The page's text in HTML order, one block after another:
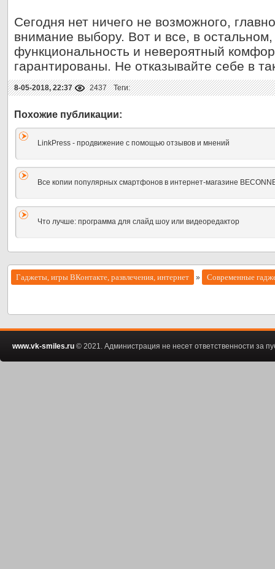
Сегодня нет ничего не возможного,
внимание выбору. Вот и все, в остальном,
функциональность и невероятный
гарантированы. Не отказывайте себе в
8-05-2018, 22:37 2437 Теги:
LinkPress - продвижение с помощью отзывов и мнений
Все копии популярных смартфонов в интернет-магазине
Что лучше: программа для слайд шоу или видеоредактор
Гаджеты, игры ВКонтакте, развлечения, интернет » Современные
www.vk-smiles.ru © 2021. Администрация не несет ответственности за